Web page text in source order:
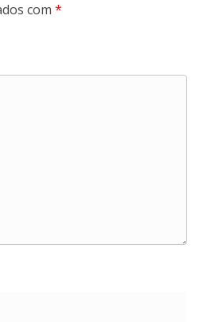
com *